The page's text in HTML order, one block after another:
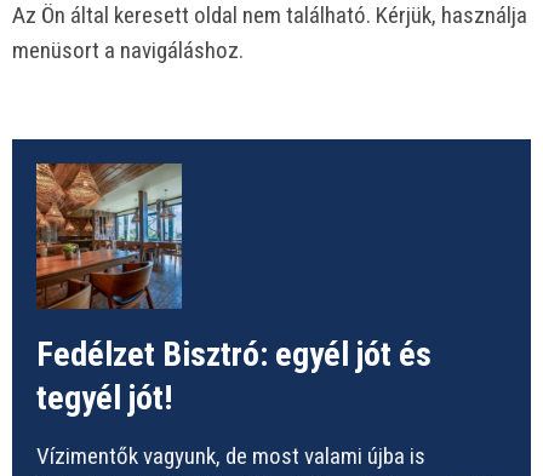
Az Ön által keresett oldal nem található. Kérjük, használja
menüsort a navigáláshoz.
Fedélzet Bisztró: egyél jót és
tegyél jót!
Vízimentők vagyunk, de most valami újba is